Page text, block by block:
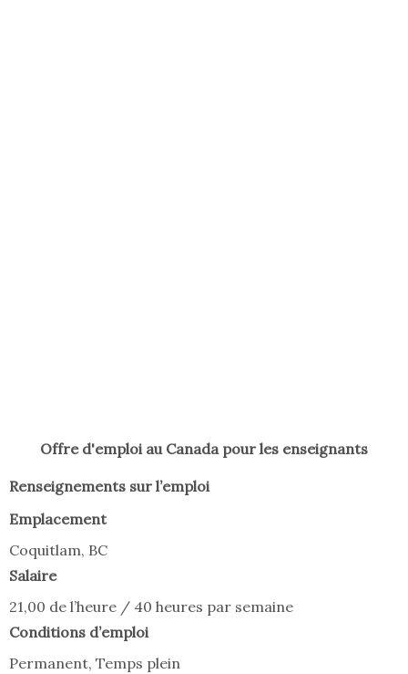
Offre d'emploi au Canada pour les enseignants
Renseignements sur l’emploi
Emplacement
Coquitlam, BC
Salaire
21,00 de l’heure / 40 heures par semaine
Conditions d’emploi
Permanent, Temps plein